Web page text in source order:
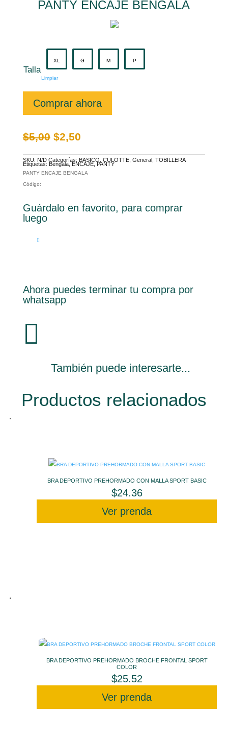
PANTY ENCAJE BENGALA
Talla
XL G M P
Limpiar
PANTY
BENGALA
cantidadComprar ahora
$5,00 El
precio
original
$5,00.
$2,50El
precio
$2,50.
SKU: N/D Categorías: BASICO CULOTTE, General, TOBILLERA
Etiquetas: Bengala,ENCAJE,PANTY
PANTY ENCAJE BENGALA
Código:
Guárdalo en favorito, para comprar
luego
Ahora puedes terminar tu compra por
whatsapp

También puede interesarte...
Productos relacionados
BRA DEPORTIVO PREHORMADO CON MALLA SPORT BASIC
$24.36
Ver prenda
BRA DEPORTIVO PREHORMADO BROCHE FRONTAL SPORT
COLOR
$25.52
Ver prenda